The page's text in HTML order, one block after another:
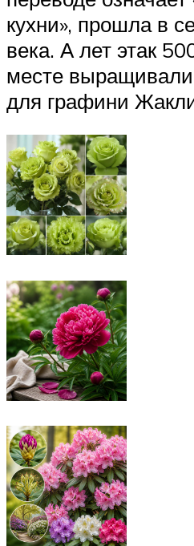
кухни», прошла в
века. А лет этак
месте
для графини